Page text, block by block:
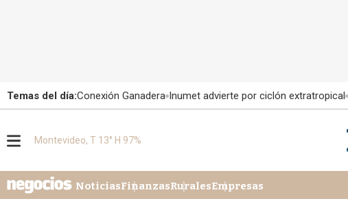
Temas del día:Conexión Ganadera Inumet advierte por ciclón extratropical
u
Montevideo, T 13° H 97%
NoticiasFinanzasRuralesEmpresas